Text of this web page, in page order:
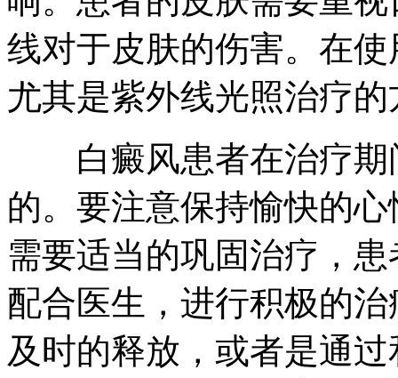
线对于皮肤的伤害。在
尤其是紫外线光照治疗
白癜风患者在治疗期
的。要注意保持愉快的
需要适当的巩固治疗，
配合医生，进行积极的
及时的释放，或者是通